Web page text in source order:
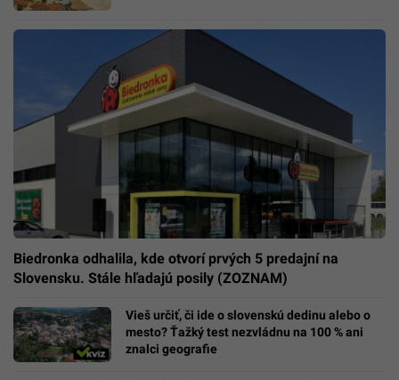
Biedronka odhalila, kde otvorí prvých 5 predajní na
Slovensku. Stále hľadajú posily (ZOZNAM)
Vieš určiť, či ide o slovenskú dedinu alebo o
mesto? Ťažký test nezvládnu na 100 % ani
znalci geografie